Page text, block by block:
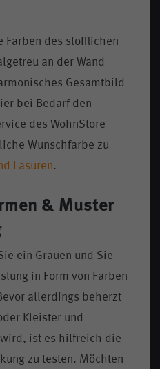
Farben des stofflichen
an der Wand
Gesamtbild
bei Bedarf den
des WohnStore
Wunschfarbe zu
Lasuren.
& Muster
ein Grauen und Sie
in Form von Farben
allerdings beherzt
Kleister und
wird, ist es hilfreich die
zu testen. Möchten